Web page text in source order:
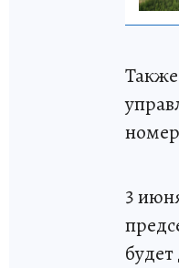
3